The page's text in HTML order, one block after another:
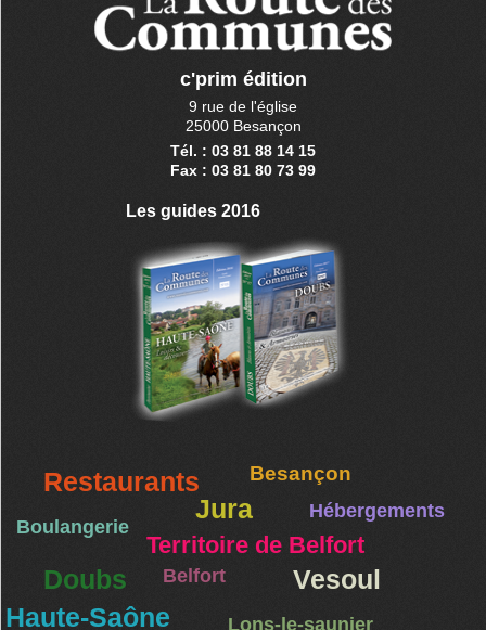
c'prim édition
9 rue de l'église
25000 Besançon
Tél. : 03 81 88 14 15
Fax : 03 81 80 73 99
Les guides 2016
Restaurants Besançon
Jura Hébergements
Boulangerie
Territoire de Belfort
Doubs Belfort
Vesoul
Haute-Saône
Lons-le-saunier